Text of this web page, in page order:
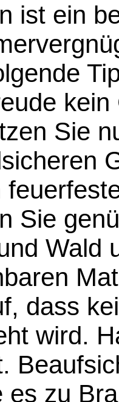
ist ein
Sie
Sie
Wald
dass
wird.
es zu